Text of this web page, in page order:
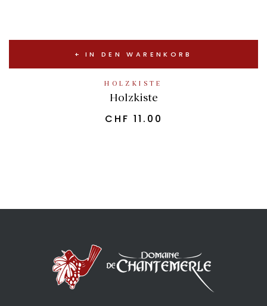
IN DEN WARENKORB
HOLZKISTE
Holzkiste
CHF 11.00